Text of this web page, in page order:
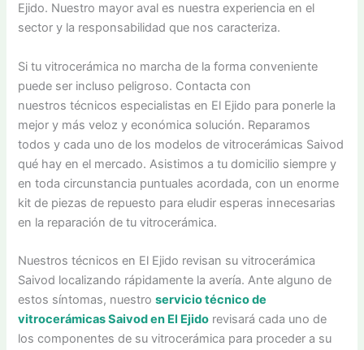
Ejido. Nuestro mayor aval es nuestra experiencia en el
sector y la responsabilidad que nos caracteriza.
Si tu vitrocerámica no marcha de la forma conveniente
puede ser incluso peligroso. Contacta con
nuestros técnicos especialistas en El Ejido para ponerle la
mejor y más veloz y económica solución. Reparamos
todos y cada uno de los modelos de vitrocerámicas Saivod
qué hay en el mercado. Asistimos a tu domicilio siempre y
en toda circunstancia puntuales acordada, con un enorme
kit de piezas de repuesto para eludir esperas innecesarias
en la reparación de tu vitrocerámica.
Nuestros técnicos en El Ejido revisan su vitrocerámica
Saivod localizando rápidamente la avería. Ante alguno de
estos síntomas, nuestroservicio técnico de
vitrocerámicas Saivod en El Ejido revisará cada uno de
los componentes de su vitrocerámica para proceder a su